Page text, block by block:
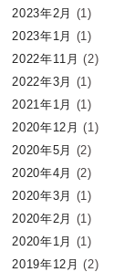
2023年2月 (1)
2023年1月 (1)
2022年11月 (2)
2022年3月 (1)
2021年1月 (1)
2020年12月 (1)
2020年5月 (2)
2020年4月 (2)
2020年3月 (1)
2020年2月 (1)
2020年1月 (1)
2019年12月 (2)